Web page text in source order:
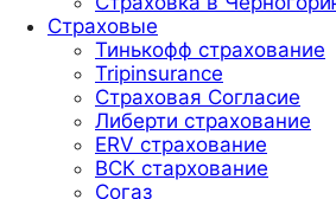
Страховые
Тинькофф страхование
Tripinsurance
Страховая Согласие
Либерти страхование
ERV страхование
ВСК стархование
Согаз